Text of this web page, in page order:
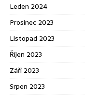
Leden 2024
Prosinec 2023
Listopad 2023
Říjen 2023
Září 2023
Srpen 2023